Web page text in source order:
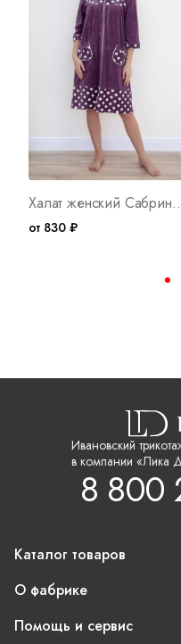
Халат
от 830 ₽
Ивановский
в компании «Лика
8 800
Каталог товаров
О фабрике
Помощь и сервис